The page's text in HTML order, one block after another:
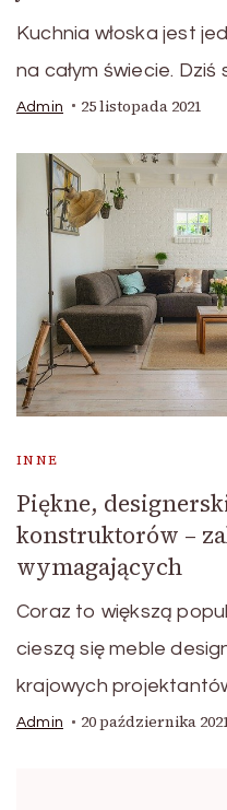
Kuchnia włoska jest
na całym świecie.
Admin 25 listopada 2021
INNE
Piękne,
konstruktorów –
wymagających
Coraz to większą
cieszą się meble
krajowych
Admin 20 października